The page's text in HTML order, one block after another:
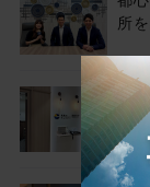
所
祝